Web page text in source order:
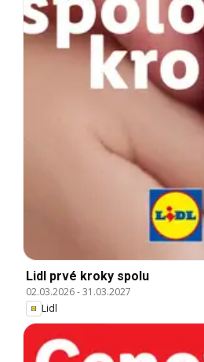
Lidl prvé kroky spolu
02.03.2026-31.03.2027
Lidl